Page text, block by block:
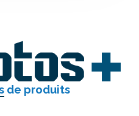
de produits